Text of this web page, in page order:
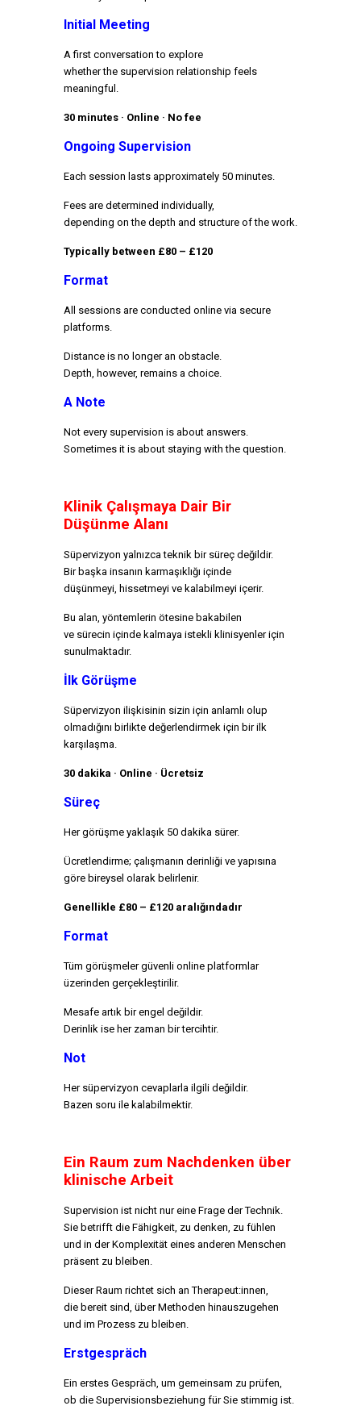
Initial Meeting
A first conversation to explore
whether the supervision relationship feels
meaningful.
30 minutes · Online · No fee
Ongoing Supervision
Each session lasts approximately 50 minutes.
Fees are determined individually,
depending on the depth and structure of the work.
Typically between £80 – £120
Format
All sessions are conducted online via secure
platforms.
Distance is no longer an obstacle.
Depth, however, remains a choice.
A Note
Not every supervision is about answers.
Sometimes it is about staying with the question.
Klinik Çalışmaya Dair Bir
Düşünme Alanı
Süpervizyon yalnızca teknik bir süreç değildir.
Bir başka insanın karmaşıklığı içinde
düşünmeyi, hissetmeyi ve kalabilmeyi içerir.
Bu alan, yöntemlerin ötesine bakabilen
ve sürecin içinde kalmaya istekli klinisyenler için
sunulmaktadır.
İlk Görüşme
Süpervizyon ilişkisinin sizin için anlamlı olup
olmadığını birlikte değerlendirmek için bir ilk
karşılaşma.
30 dakika · Online · Ücretsiz
Süreç
Her görüşme yaklaşık 50 dakika sürer.
Ücretlendirme; çalışmanın derinliği ve yapısına
göre bireysel olarak belirlenir.
Genellikle £80 – £120 aralığındadır
Format
Tüm görüşmeler güvenli online platformlar
üzerinden gerçekleştirilir.
Mesafe artık bir engel değildir.
Derinlik ise her zaman bir tercihtir.
Not
Her süpervizyon cevaplarla ilgili değildir.
Bazen soru ile kalabilmektir.
Ein Raum zum Nachdenken über
klinische Arbeit
Supervision ist nicht nur eine Frage der Technik.
Sie betrifft die Fähigkeit, zu denken, zu fühlen
und in der Komplexität eines anderen Menschen
präsent zu bleiben.
Dieser Raum richtet sich an Therapeut:innen,
die bereit sind, über Methoden hinauszugehen
und im Prozess zu bleiben.
Erstgespräch
Ein erstes Gespräch, um gemeinsam zu prüfen,
ob die Supervisionsbeziehung für Sie stimmig ist.